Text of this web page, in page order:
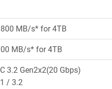
MB/s* for 4TB
MB/s* for 4TB
3.2 Gen2x2(20 Gbps)
/ 3.2